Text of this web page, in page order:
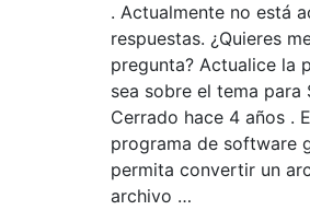
. Actualmente no está
respuestas. ¿Quieres
pregunta? Actualice la
sea sobre el tema para
Cerrado hace 4 años .
programa de software
permita convertir un
archivo …